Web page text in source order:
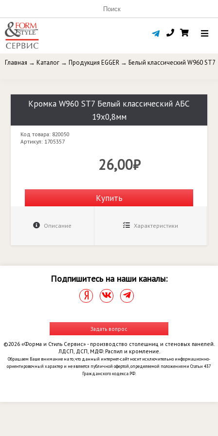
Главная → Каталог → Продукция EGGER → Белый классический W960 ST7
Кромка W960 ST7 Белый классический АБС
19х0,8мм
Код товара: 820050
Артикул: 1705357
26,00₽
Купить
Описание Характеристики
Подпишитесь на наши каналы:
Задать вопрос
©2026 «Форма и Стиль Сервис» - производство столешниц и стеновых панелей.
ЛДСП, ДСП, МДФ. Распил и кромление.
Обращаем Ваше внимание на то, что данный интернет-сайт носит исключительно информационно-
ориентировочный характер и не является публичной офертой, определяемой положениями Статьи 437
Гражданского кодекса РФ.